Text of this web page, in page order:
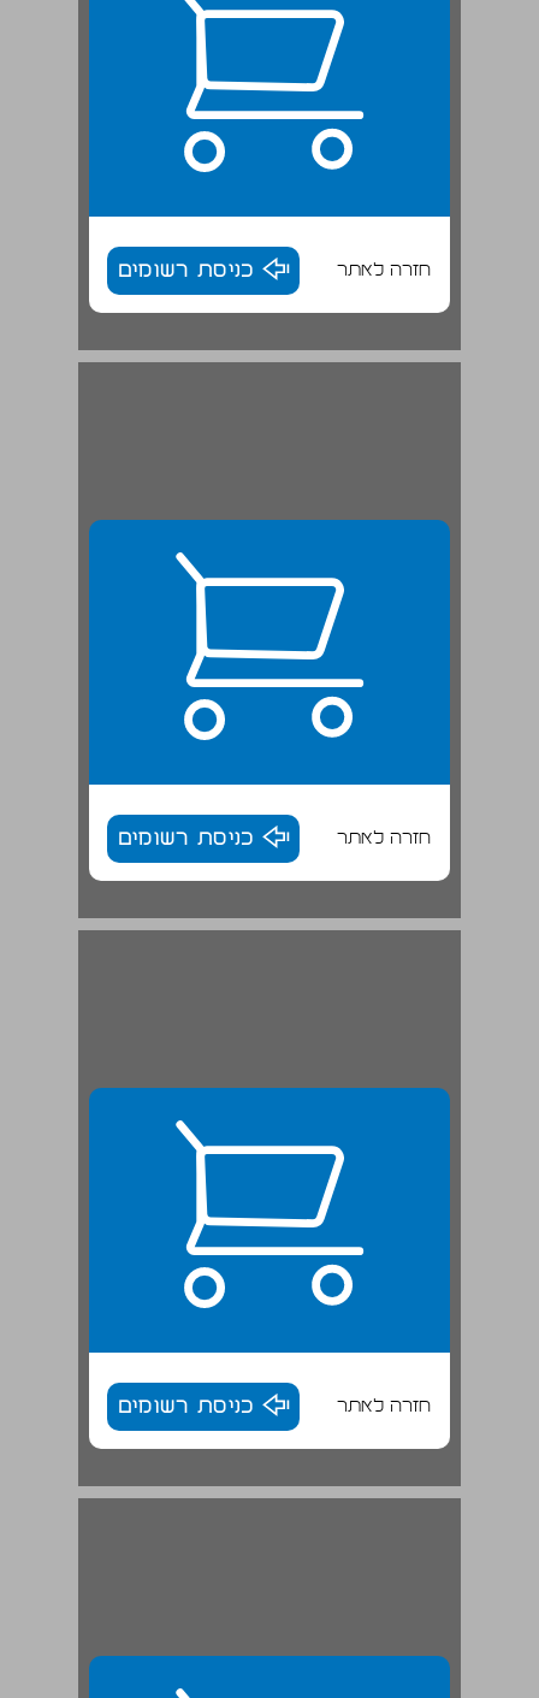
חזרה לאתר כניסת רשומים
חזרה לאתר כניסת רשומים
חזרה לאתר כניסת רשומים